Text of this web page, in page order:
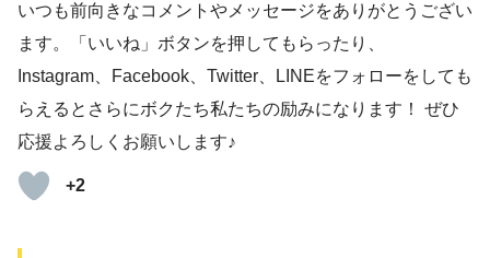
いつも前向きなコメントやメッセージをありがとうござい
ます。「いいね」ボタンを押してもらったり、
Instagram、Facebook、Twitter、LINEをフォローをしても
らえるとさらにボクたち私たちの励みになります！ ぜひ
応援よろしくお願いします♪
+2